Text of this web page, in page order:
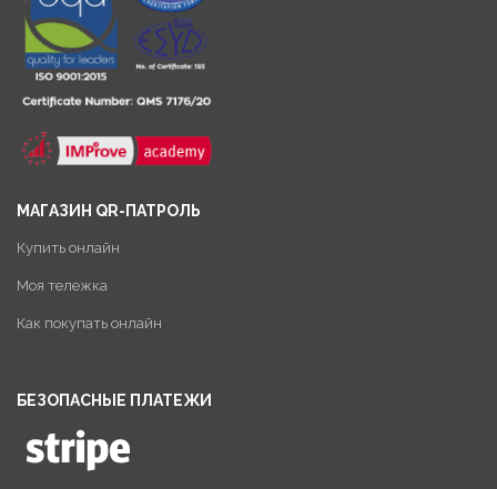
МАГАЗИН QR-ПАТРОЛЬ
Купить онлайн
Моя тележка
Как покупать онлайн
БЕЗОПАСНЫЕ ПЛАТЕЖИ